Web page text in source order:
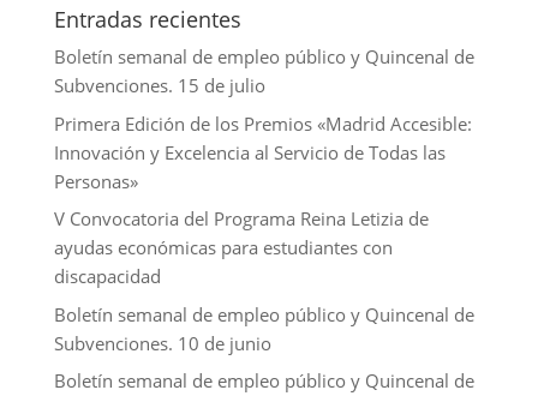
Entradas recientes
Boletín semanal de empleo público y Quincenal de
Subvenciones. 15 de julio
Primera Edición de los Premios «Madrid Accesible:
Innovación y Excelencia al Servicio de Todas las
Personas»
V Convocatoria del Programa Reina Letizia de
ayudas económicas para estudiantes con
discapacidad
Boletín semanal de empleo público y Quincenal de
Subvenciones. 10 de junio
Boletín semanal de empleo público y Quincenal de